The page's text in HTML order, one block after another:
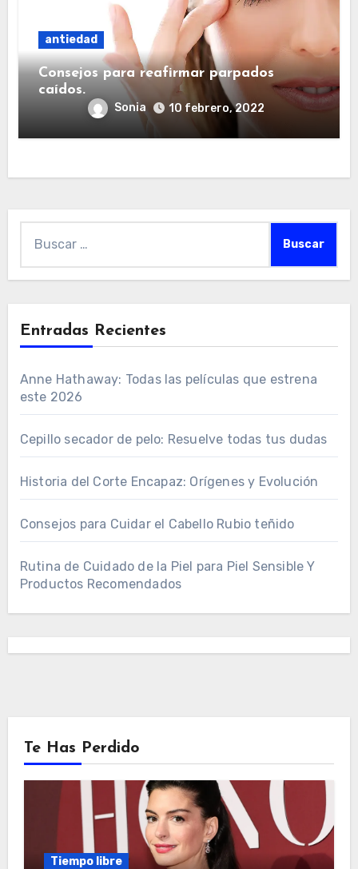
antiedad
Consejos para reafirmar parpados
caídos.
Sonia 10 febrero, 2022
Entradas Recientes
Anne Hathaway: Todas las películas que estrena
este 2026
Cepillo secador de pelo: Resuelve todas tus dudas
Historia del Corte Encapaz: Orígenes y Evolución
Consejos para Cuidar el Cabello Rubio teñido
Rutina de Cuidado de la Piel para Piel Sensible Y
Productos Recomendados
Te Has Perdido
Tiempo libre